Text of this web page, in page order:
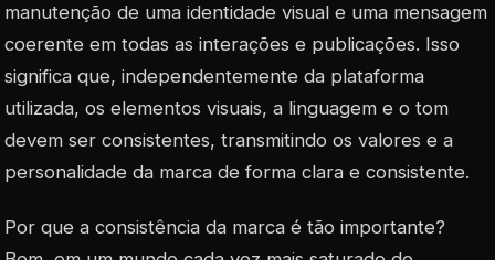
manutenção de uma identidade visual e uma mensagem
coerente em todas as interações e publicações. Isso
significa que, independentemente da plataforma
utilizada, os elementos visuais, a linguagem e o tom
devem ser consistentes, transmitindo os valores e a
personalidade da marca de forma clara e consistente.
Por que a consistência da marca é tão importante?